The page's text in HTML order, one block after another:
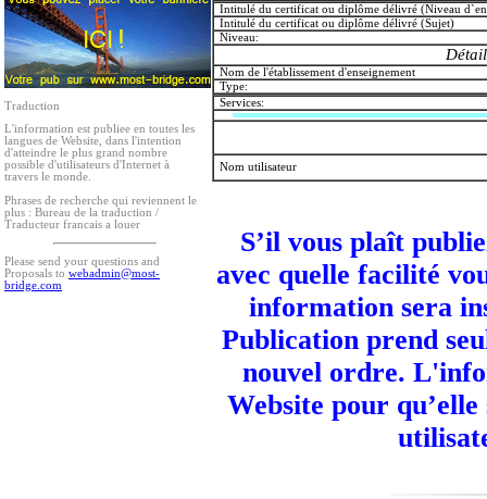
Traduction
L'information est publiee en toutes les
langues de Website, dans l'intention
d'atteindre le plus grand nombre
possible d'utilisateurs d'Internet à
travers le monde.
Phrases de recherche qui reviennent le
plus : Bureau de la traduction /
Traducteur francais a louer
Please send your questions and
Proposals to webadmin@most-
bridge.com
Intitulé du certificat ou diplôme délivré (Niveau
Intitulé du certificat ou diplôme délivré (Sujet)
Niveau:
Nom de l'établissement d'enseignement
Type:
Services:
Nom utilisateur
S’il vous plaît
avec quelle facilité
information sera
Publication prend
nouvel ordre.
Website pour